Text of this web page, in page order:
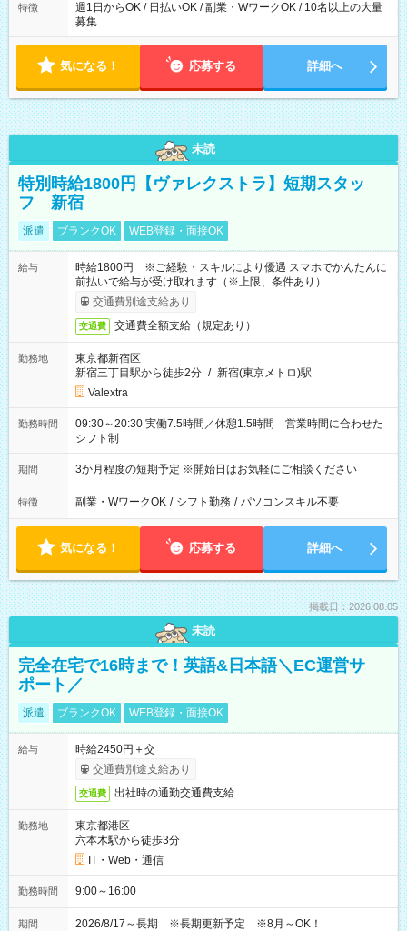
特徴
週1日からOK / 日払いOK / 副業・WワークOK / 10名以上の大量
募集
気になる！ 応募する 詳細へ
未読
特別時給1800円【ヴァレクストラ】短期スタッ
フ 新宿
派遣 ブランクOK WEB登録・面接OK
給与
時給1800円 ※ご経験・スキルにより優遇 スマホでかんたんに
前払いで給与が受け取れます（※上限、条件あり）
交通費別途支給あり
交通費 交通費全額支給（規定あり）
勤務地
東京都新宿区
新宿三丁目駅から徒歩2分 / 新宿(東京メトロ)駅
Valextra
勤務時間
09:30～20:30 実働7.5時間／休憩1.5時間 営業時間に合わせた
シフト制
期間 3か月程度の短期予定 ※開始日はお気軽にご相談ください
特徴 副業・WワークOK / シフト勤務 / パソコンスキル不要
気になる！ 応募する 詳細へ
掲載日：2026.08.05
未読
完全在宅で16時まで！英語&日本語＼EC運営サ
ポート／
派遣 ブランクOK WEB登録・面接OK
給与
時給2450円＋交
交通費別途支給あり
交通費 出社時の通勤交通費支給
勤務地
東京都港区
六本木駅から徒歩3分
IT・Web・通信
勤務時間 9:00～16:00
期間 2026/8/17～長期 ※長期更新予定 ※8月～OK！